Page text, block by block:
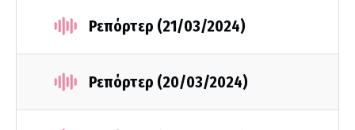
Ρεπόρτερ (21/03/2024)
Ρεπόρτερ (20/03/2024)